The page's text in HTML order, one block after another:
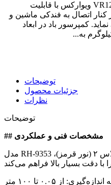
پمپ باد فندکی دو سیلندر VR1206 ACT ویوارکس با قابلیت
ولت خودرو در کنار اتصال به فندکی ماشین و
کمپرسور باد در ابعاد
توضیحات
جزئیات محصول
نظرات
توضیحات
## مشخصات فنی و عملکردی
مدل RH-9353 با بهره‌گیری از تکنولوژی لیزر کلاس ۲ (نور قرمز)،